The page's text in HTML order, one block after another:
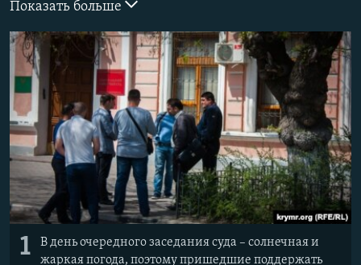
КРЫМ.НЕПОКОРЕННЫЙ
ELIFBE
УКРАИНСКАЯ ПРОБЛЕМА КРЫМА
ПРИСОЕДИНЯЙТЕСЬ!
Все сайты RFE/RL
Показать больше
1
В день очередного заседания суда – солнечная и
жаркая погода, поэтому пришедшие поддержать